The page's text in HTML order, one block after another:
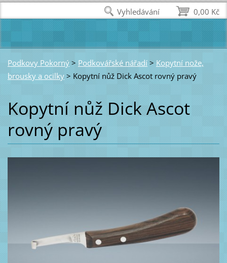
Podkovy Pokorný > Podkovářské nářadí > Kopytní nože,
brousky a ocilky > Kopytní nůž Dick Ascot rovný pravý
Kopytní nůž Dick Ascot
rovný pravý
0,00 Kč
Vyhledávání